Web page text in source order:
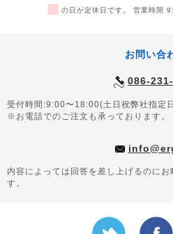
の日が定休日です。 営業時間
お問い合
086-
受付時間:9:00〜18:00(土日祝弊社指定
※お電話でのご注文も承っております。
内容によっては回答を差し上げるのに
す。